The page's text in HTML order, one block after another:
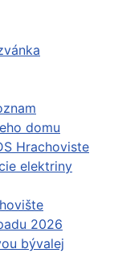
domu
Hrachoviste
elektriny
2026
bývalej